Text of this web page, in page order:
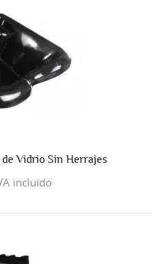
Vidrio Sin Herrajes
incluido